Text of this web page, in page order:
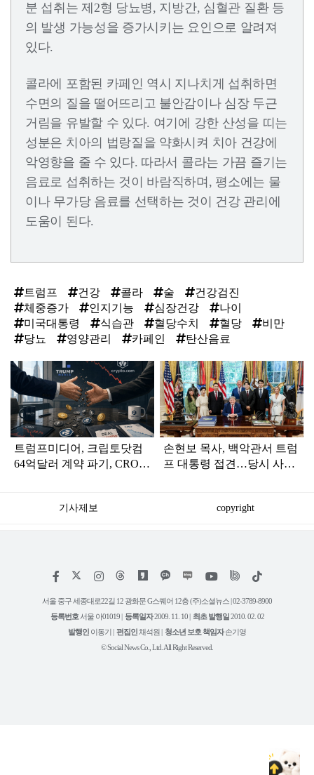
분 섭취는 제2형 당뇨병, 지방간, 심혈관 질환 등
의 발생 가능성을 증가시키는 요인으로 알려져
있다.
콜라에 포함된 카페인 역시 지나치게 섭취하면
수면의 질을 떨어뜨리고 불안감이나 심장 두근
거림을 유발할 수 있다. 여기에 강한 산성을 띠는
성분은 치아의 법랑질을 약화시켜 치아 건강에
악영향을 줄 수 있다. 따라서 콜라는 가끔 즐기는
음료로 섭취하는 것이 바람직하며, 평소에는 물
이나 무가당 음료를 선택하는 것이 건강 관리에
도움이 된다.
트럼프 건강 콜라 술
건강검진
체중증가
인지기능 심장건강
나이
미국대통령
식습관 혈당수치 혈당
비만
당뇨
영양관리 카페인 탄산음료
탑
인
트럼프미디어, 크립토닷컴
64억달러 계약 파기, CRO
손현보 목사, 백악관서 트럼
프 대통령 접견…당시 사진
기사제보 copyright
페
스
인
타
램
위
트
유
튜
틱
서울 중구 세종대로22길 12 광화문 G스퀘어 12층 (주)소셜뉴스 | 02-3789-8900
등록번호 서울 아01019 | 등록일자2009. 11. 10 | 최초 발행일2010. 02. 02
발행인 이동기 | 편집인채석원 | 청소년 보호 책임자손기영
© Social News Co., Ltd. All Right Reserved.